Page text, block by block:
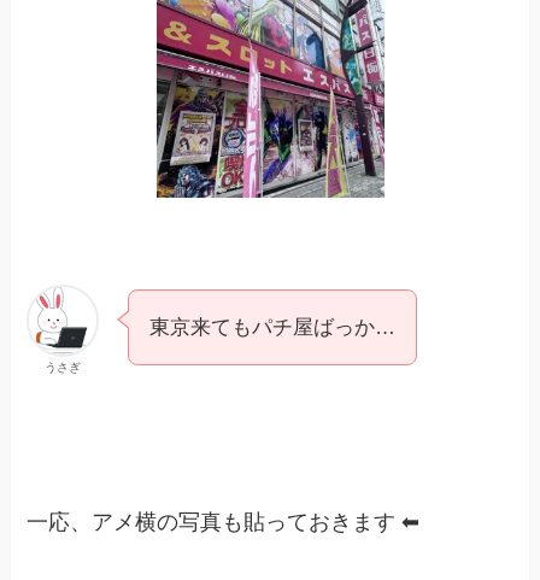
うさぎ
東京来てもパチ屋ばっか…
一応、アメ横の写真も貼っておきます ⬅︎